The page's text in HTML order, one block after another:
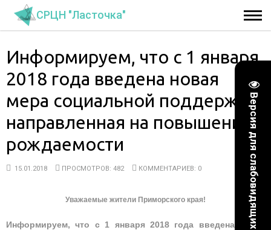
Версия для слабовидящих
СРЦН "Ласточка"
Информируем, что с 1 января
2018 года введена новая
мера социальной поддержки,
направленная на повышение
рождаемости
15.01.2018 ПРОСМОТРОВ: 482 КОММЕНТАРИЕВ: 0
Уважаемые жители Приморского края!
Информируем, что с 1 января 2018 года введена новая